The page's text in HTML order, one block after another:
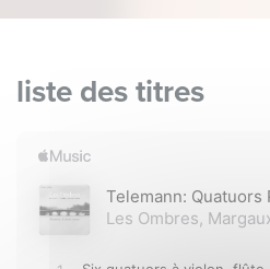
liste des titres